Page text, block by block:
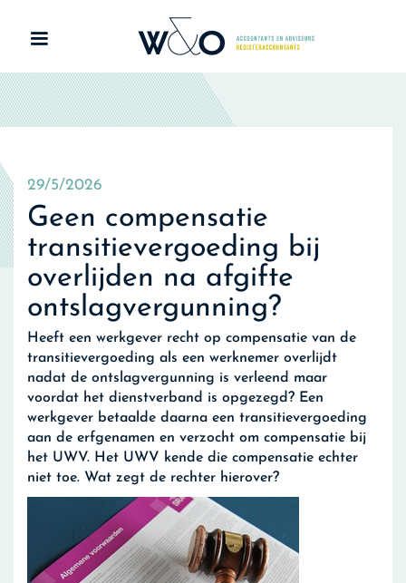
29/5/2026
Geen compensatie
transitievergoeding bij
overlijden na afgifte
ontslagvergunning?
Heeft een werkgever recht op compensatie van de
transitievergoeding als een werknemer overlijdt
nadat de ontslagvergunning is verleend maar
voordat het dienstverband is opgezegd? Een
werkgever betaalde daarna een transitievergoeding
aan de erfgenamen en verzocht om compensatie bij
het UWV. Het UWV kende die compensatie echter
niet toe. Wat zegt de rechter hierover?